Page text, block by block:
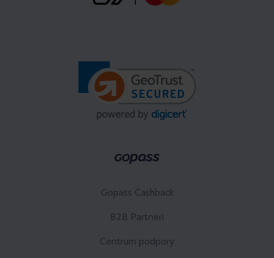
Gopass Cashback
B2B Partneri
Centrum podpory